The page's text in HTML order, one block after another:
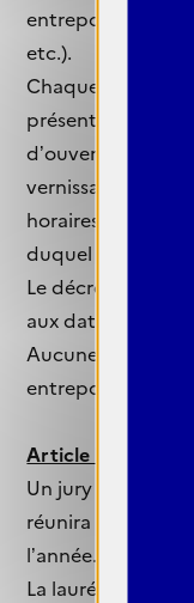
entreposage), ni
etc.).
Chaque
présente lors des
d’ouverture
vernissage
horaires vous
duquel sera remis
Le décrochage
aux dates et
Aucune œuvre ne
entreposée par
Article 7 : Jury et
Un jury composé
réunira afin
l’année.
La lauréate sera